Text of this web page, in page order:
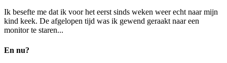
Ik besefte me dat ik voor het eerst sinds weken weer echt naar mijn
kind keek. De afgelopen tijd was ik gewend geraakt naar een
monitor te staren...
En nu?